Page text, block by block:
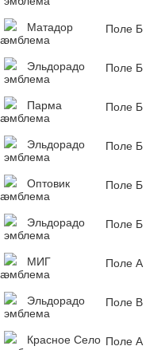
Матадор
Поле Б
Эльдорадо
Поле Б
Парма
Поле Б
Эльдорадо
Поле Б
Оптовик
Поле Б
Эльдорадо
Поле Б
МИГ
Поле А
Эльдорадо
Поле В
Красное Село Поле А